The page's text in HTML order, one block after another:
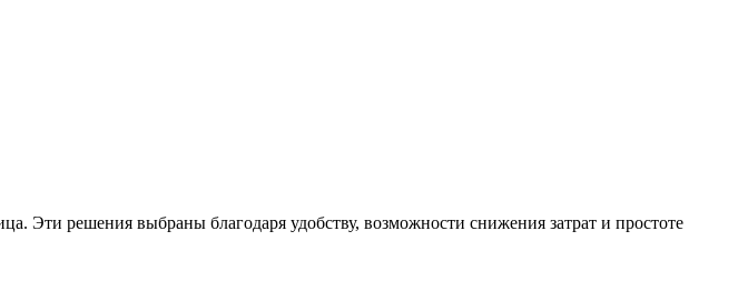
Эти решения выбраны благодаря удобству, возможности снижения затрат и простоте